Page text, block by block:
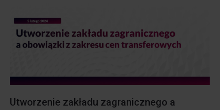
Utworzenie zakładu zagranicznego a